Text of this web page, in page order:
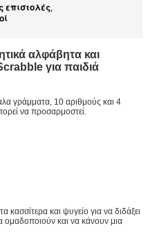
επιστολές,
αλφάβητα και
για παιδιά
γράμματα, 10 αριθμούς και 4
να προσαρμοστεί.
και ψυγείο για να διδάξει
ομαδοποιούν και να κάνουν μια